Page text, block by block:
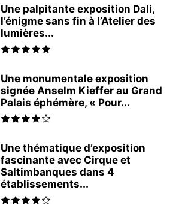
Une palpitante exposition Dali,
l’énigme sans fin à l’Atelier des
lumières...
Une monumentale exposition
signée Anselm Kieffer au Grand
Palais éphémère, « Pour...
Une thématique d’exposition
fascinante avec Cirque et
Saltimbanques dans 4
établissements...